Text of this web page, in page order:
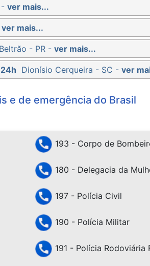
- ver mais...
ver mais...
- PR - ver mais...
Dionísio Cerqueira - SC - ver
e de emergência do Brasil
193 - Corpo de
180 - Delegacia da
197 - Polícia Civil
190 - Polícia Militar
191 - Polícia Rodoviária